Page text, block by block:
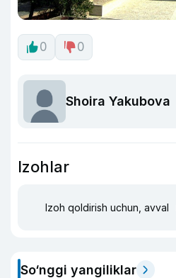
0 0
Shoira Yakubova
Izohlar
Izoh qoldirish uchun, avval
So‘nggi yangiliklar